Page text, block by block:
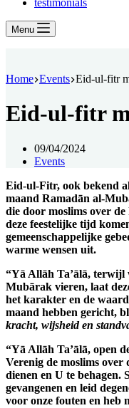
testimonials
Menu
Home Events Eid-ul-fitr
Eid-ul-fitr
09/04/2024
Events
Eid-ul-Fitr, ook bekend
maand Ramadān al-
die door moslims over
deze feestelijke tijd
gemeenschappelijke
warme wensen uit.
“Yā Allāh Ta’ālā, terwijl
Mubārak vieren, laat
het karakter en de
maand hebben gericht,
kracht, wijsheid en
“Yā Allāh Ta’ālā, open
Verenig de moslims over
dienen en U te behagen.
gevangenen en leid
voor onze fouten en heb